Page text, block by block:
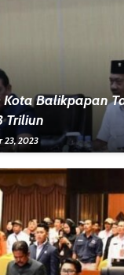
Kota Balikpapan
Triliun
23, 2023